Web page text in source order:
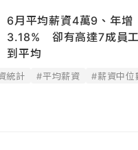
6月平均薪資4萬9、年增
3.18% 卻有高達7成員
到平均
統計 #平均薪資 #薪資中位